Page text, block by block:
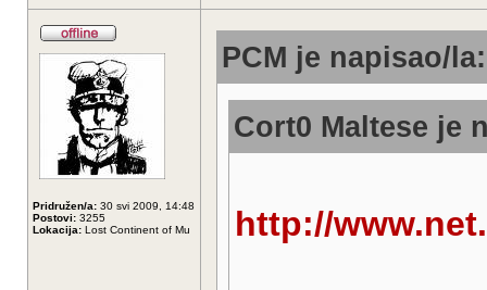
Pridružen/a: 30 svi 2009, 14:48
Postovi: 3255
Lokacija: Lost Continent of Mu
PCM je napisao/la:
Cort0 Maltese je
http://